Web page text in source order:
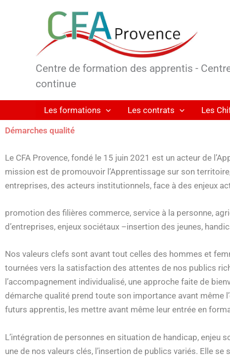
Centre de formation des apprentis -
continue
Les formations Les contrats Les
Démarches qualité
Le CFA Provence, fondé le 15 juin 2021 est un acteur de
mission est de promouvoir l’Apprentissage sur son
entreprises, des acteurs institutionnels, face à des enjeux
promotion des filières commerce, service à la personne,
d’entreprises, enjeux sociétaux –insertion des jeunes,
Nos valeurs clefs sont avant tout celles des hommes et
tournées vers la satisfaction des attentes de nos publics
l’accompagnement individualisé, une approche faite de
démarche qualité prend toute son importance avant même
futurs apprentis, les mettre avant même leur entrée en
L’intégration de personnes en situation de handicap,
une de nos valeurs clés, l’insertion de publics variés. Elle